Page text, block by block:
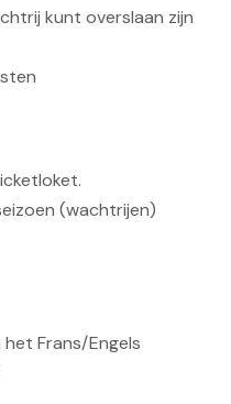
kunt overslaan zijn
(wachtrijen)
Frans/Engels